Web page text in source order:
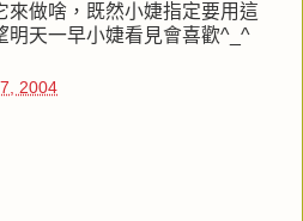
做啥，既然小婕指定要用這
明天一早小婕看見會喜歡^_^
2004